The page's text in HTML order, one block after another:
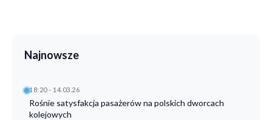
Najnowsze
18:20 - 14.03.26
Rośnie satysfakcja pasażerów na polskich dworcach
kolejowych